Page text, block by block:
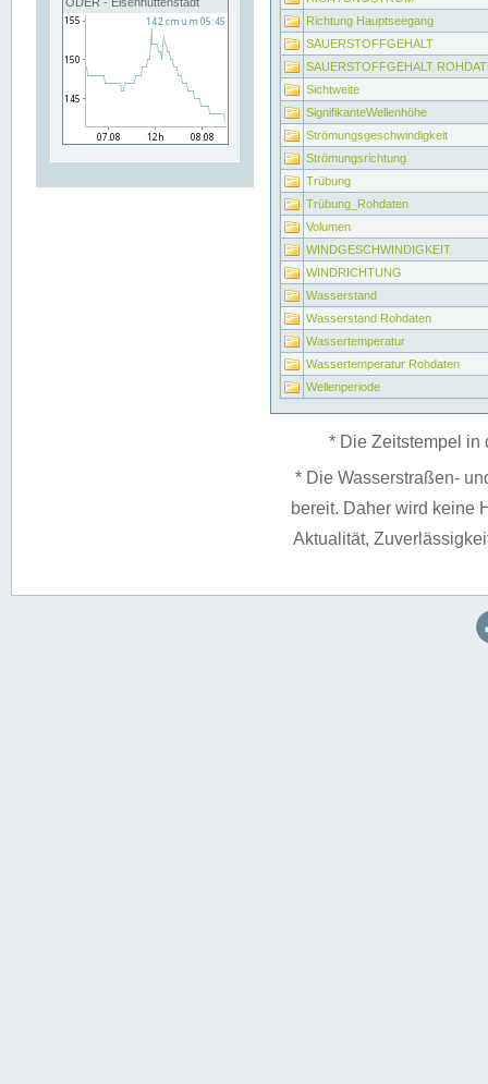
Richtung Hauptseegang
SAUERSTOFFGEHALT
SAUERSTOFFGEHALT
Sichtweite
SignifikanteWellenhöhe
Strömungsgeschwindigkeit
Strömungsrichtung
Trübung
Trübung_Rohdaten
Volumen
WINDGESCHWINDIGKEIT
WINDRICHTUNG
Wasserstand
Wasserstand Rohdaten
Wassertemperatur
Wassertemperatur Rohdaten
Wellenperiode
* Die Zeitstempel in
* Die Wasserstraßen-
bereit. Daher wird keine
Aktualität,